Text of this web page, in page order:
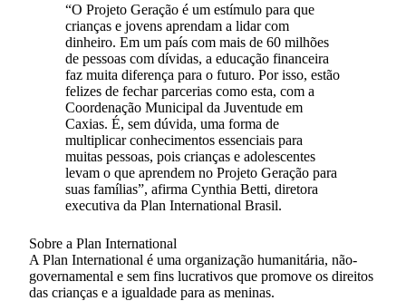
“O Projeto Geração é um estímulo para que
crianças e jovens aprendam a lidar com
dinheiro. Em um país com mais de 60 milhões
de pessoas com dívidas, a educação financeira
faz muita diferença para o futuro. Por isso, estão
felizes de fechar parcerias como esta, com a
Coordenação Municipal da Juventude em
Caxias. É, sem dúvida, uma forma de
multiplicar conhecimentos essenciais para
muitas pessoas, pois crianças e adolescentes
levam o que aprendem no Projeto Geração para
suas famílias”, afirma Cynthia Betti, diretora
executiva da Plan International Brasil.
Sobre a Plan International
A Plan International é uma organização humanitária, não-
governamental e sem fins lucrativos que promove os direitos
das crianças e a igualdade para as meninas.